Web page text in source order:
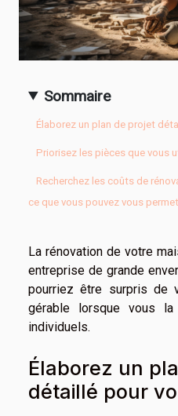
Sommaire
Élaborez un plan de projet
Priorisez les pièces que vous
Recherchez les coûts de
ce que vous pouvez vous
La rénovation de votre
entreprise de grande
pourriez être surpris de
gérable lorsque vous
individuels.
Élaborez un
détaillé pour